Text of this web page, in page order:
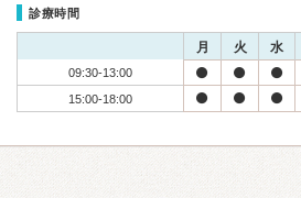
診療時間
月 火 水
09:30-13:00
15:00-18:00